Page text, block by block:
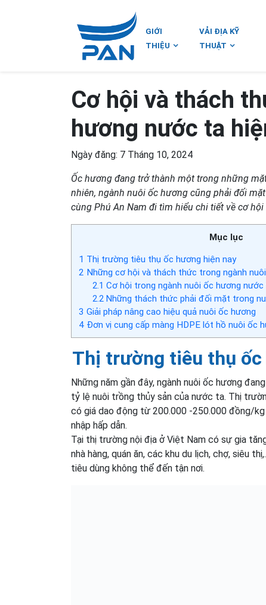
GIỚI
THIỆU
VẢI ĐỊA KỸ
THUẬT
Cơ hội và thách
hương nước ta
Ngày đăng: 7 Tháng 10, 2024
Ốc hương đang trở thành một trong những
nhiên, ngành nuôi ốc hương cũng phải đối
cùng Phú An Nam đi tìm hiểu chi tiết về cơ
Mục lục
1 Thị trường tiêu thụ ốc hương hiện nay
2 Những cơ hội và thách thức trong ngành
2.1 Cơ hội trong ngành nuôi ốc hương nước
2.2Những thách thức phải đối mặt trong
3 Giải pháp nâng cao hiệu quả nuôi ốc hương
4 Đơn vị cung cấp màng HDPE lót hồ nuôi ốc
Thị trường tiêu thụ ốc
Những năm gần đây, ngành nuôi ốc hương
tỷ lệ nuôi trồng thủy sản của nước ta. Thị
có giá dao động từ 200.000 -250.000 đồng/
nhập hấp dẫn.
Tại thị trường nội địa ở Việt Nam có sự gia
nhà hàng, quán ăn, các khu du lịch, chợ, siêu
tiêu dùng không thể đến tận nơi.